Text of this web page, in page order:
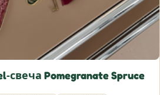
Pomegranate Spruce